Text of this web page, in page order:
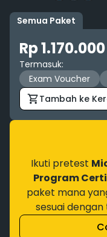
Keranjang Saya
Semua Paket
Rp 1.170.000
Termasuk:
Exam Voucher
Tambah ke
Ikuti pretest
Program
paket mana
sesuai